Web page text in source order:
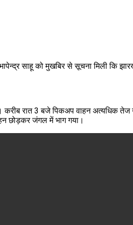
भापेन्द्र साहू को मुखबिर से सूचना मिली
रात 3 बजे पिकअप वाहन अत्यधिक
छोड़कर जंगल में भाग गया।